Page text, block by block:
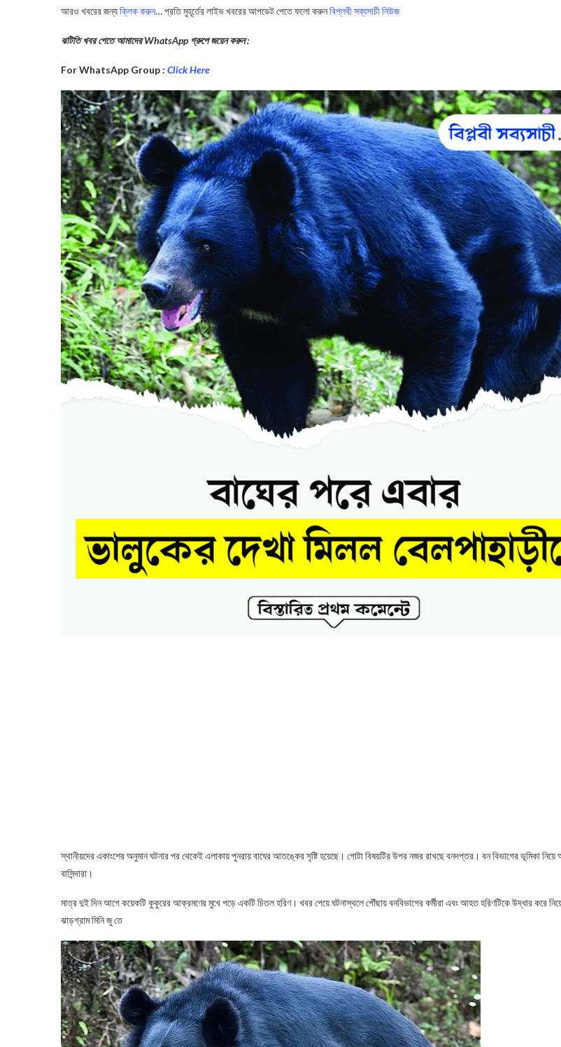
আরও খবরের জন্যক্লিক করুন… প্রতি মুহূর্তের লাইভ খবরের আপডেট পেতে ফলো করুনবিপ্লবী সব্যসাচী নিউজ
ঝটিতি খবর পেতে আমাদের WhatsApp গ্রুপে জয়েন করুন :
For WhatsApp Group : Click Here
স্থানীয়দের একাংশের অনুমান ঘটনার পর থেকেই এলাকায় পুনরায় বাঘের আতঙ্কের সৃষ্টি হয়েছে। গোটা বিষয়টির উপর নজর রাখছে বনদপ্তর। বন বিভাগের ভূমিকা নিয়ে
বাসিন্দারা।
মাত্র দুই দিন আগে কয়েকটি কুকুরের আক্রমণের মুখে পড়ে একটি চিতল হরিণ। খবর পেয়ে ঘটনাস্থলে পৌঁছায় বনবিভাগের কর্মীরা এবং আহত হরিণটিকে উদ্ধার করে
ঝাড়গ্রাম মিনি জু তে